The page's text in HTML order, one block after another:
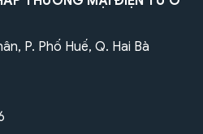
P. Phố Huế, Q. Hai Bà